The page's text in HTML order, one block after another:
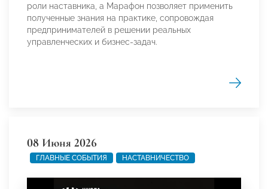
роли наставника, а Марафон позволяет применить
полученные знания на практике, сопровождая
предпринимателей в решении реальных
управленческих и бизнес-задач.
08 Июня 2026
ГЛАВНЫЕ СОБЫТИЯ НАСТАВНИЧЕСТВО